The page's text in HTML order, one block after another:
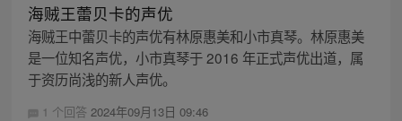
海贼王蕾贝卡的声优
海贼王中蕾贝卡的声优有林原惠美和小市真琴。林原惠美
是一位知名声优，小市真琴于 2016 年正式声优出道，属
于资历尚浅的新人声优。
1 个回答 2024年09月13日 09:46